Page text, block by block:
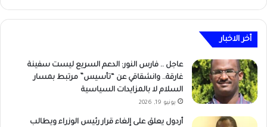
أخر الاخبار
عاجل .. فارس النور: الدعم السريع ليست سفينة
غارقة.. وانشقاقي عن “تأسيس” مرتبط بمسار
السلام لا بالمزايدات السياسية
يونيو 19, 2026
أردول يعلق على إلغاء قرار رئيس الوزراء ويطالب